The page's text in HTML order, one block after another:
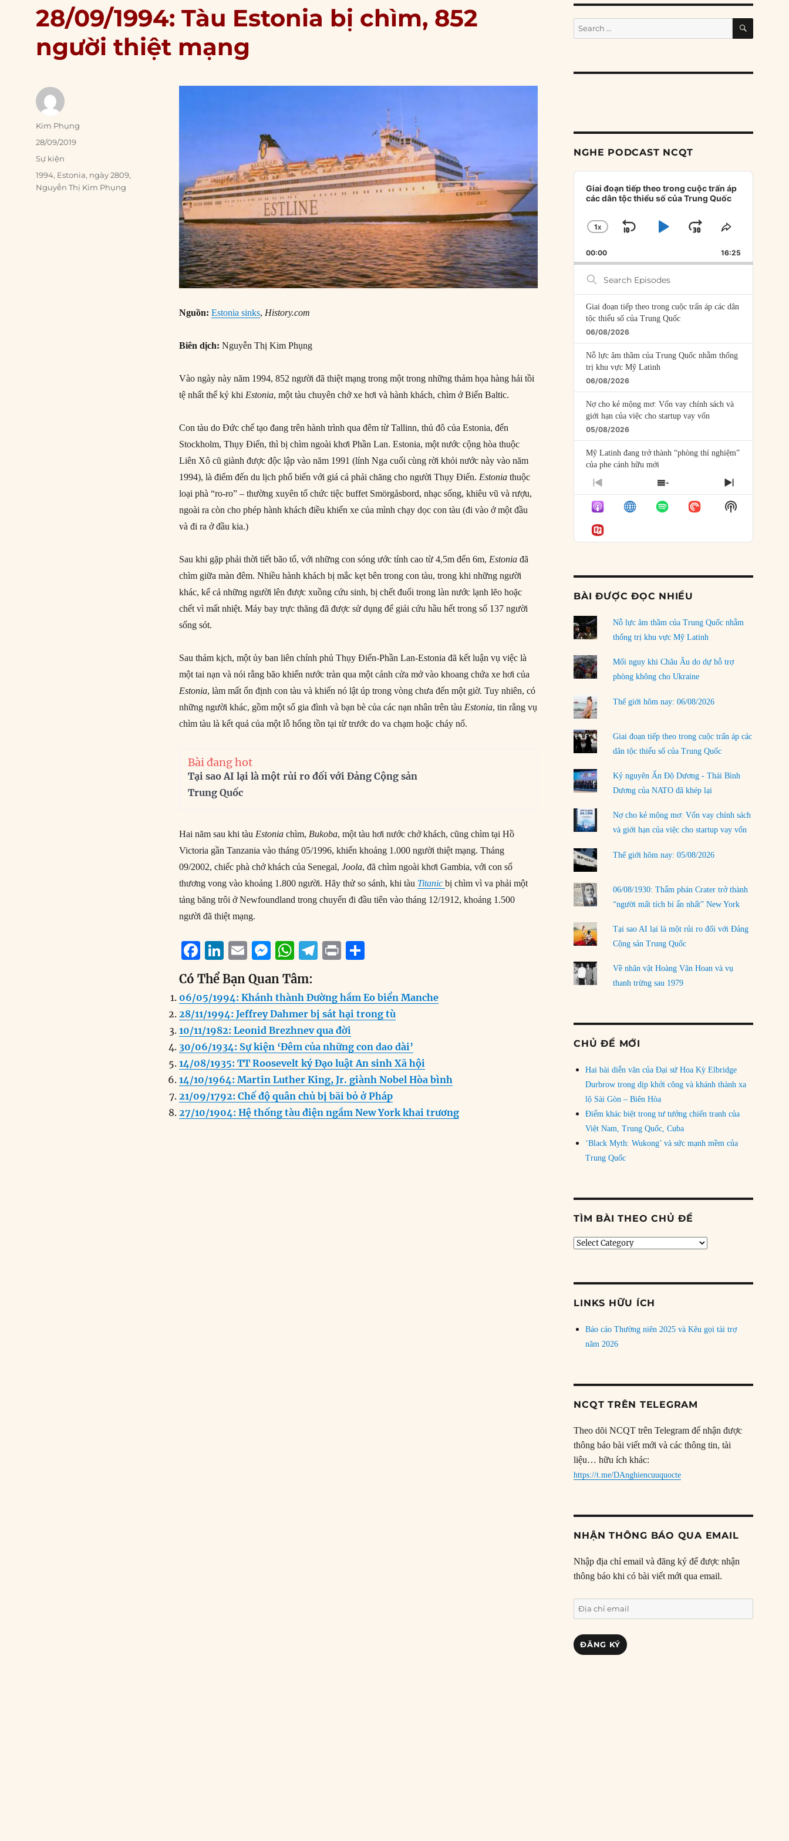
28/09/1994: Tàu Estonia bị chìm, 852
người thiệt mạng
Nguồn: Estonia sinks, History.com
Biên dịch: Nguyễn Thị Kim Phụng
Vào ngày này năm 1994, 852 người đã thiệt mạng trong một trong những thảm họa hàng hải tồi
tệ nhất thế kỷ khi Estonia, một tàu chuyên chở xe hơi và hành khách, chìm ở Biển Baltic.
Con tàu do Đức chế tạo đang trên hành trình qua đêm từ Tallinn, thủ đô của Estonia, đến
Stockholm, Thụy Điển, thì bị chìm ngoài khơi Phần Lan. Estonia, một nước cộng hòa thuộc
Liên Xô cũ giành được độc lập vào năm 1991 (lính Nga cuối cùng rời khỏi nước này vào năm
1994), là điểm đến du lịch phổ biến với giá cả phải chăng cho người Thụy Điển. Estonia thuộc
loại phà “ro-ro” – thường xuyên tổ chức tiệc buffet Smörgåsbord, nhạc sống, khiêu vũ và rượu,
ngoài ra còn cho phép hành khách điều khiển xe của mình chạy dọc con tàu (đi vào ở một đầu
và đi ra ở đầu kia.)
Sau khi gặp phải thời tiết bão tố, với những con sóng ước tính cao từ 4,5m đến 6m, Estonia đã
chìm giữa màn đêm. Nhiều hành khách bị mắc kẹt bên trong con tàu, trong khi những người
khác, kể cả những người lên được xuồng cứu sinh, bị chết đuối trong làn nước lạnh lẽo hoặc
chết vì mất nhiệt. Máy bay trực thăng đã được sử dụng để giải cứu hầu hết trong số 137 người
sống sót.
Sau thảm kịch, một ủy ban liên chính phủ Thụy Điển-Phần Lan-Estonia đã kết luận vụ việc là
một tai nạn và nói rằng bão khiến nước tràn qua một cánh cửa mở vào khoang chứa xe hơi của
Estonia, làm mất ổn định con tàu và khiến nó lật úp trong vòng chưa đến một giờ. Tuy nhiên, có
những người khác, gồm một số gia đình và bạn bè của các nạn nhân trên tàu Estonia, tin rằng vụ
chìm tàu là kết quả của một lỗ hổng tồn tại từ trước do va chạm hoặc cháy nổ.
Bài đang hot
Tại sao AI lại là một rủi ro đối với Đảng Cộng sản
Trung Quốc
Hai năm sau khi tàu Estonia chìm, Bukoba, một tàu hơi nước chở khách, cũng chìm tại Hồ
Victoria gần Tanzania vào tháng 05/1996, khiến khoảng 1.000 người thiệt mạng. Tháng
09/2002, chiếc phà chở khách của Senegal,Joola, đã chìm ngoài khơi Gambia, với con số
thương vong vào khoảng 1.800 người. Hãy thử so sánh, khi tàu Titanic bị chìm vì va phải một
tảng băng trôi ở Newfoundland trong chuyến đi đầu tiên vào tháng 12/1912, khoảng 1.500
người đã thiệt mạng.
F
a
c
e
b
o
o
k
Li
n
k
e
d
I
n
E
m
ai
l
M
ss
e
n
g
er
W
h
at
s
A
p
p
T
e
g
r
a
m
P
n
t
a
re
Có Thể Bạn Quan Tâm:
06/05/1994: Khánh thành Đường hầm Eo biển Manche
28/11/1994: Jeffrey Dahmer bị sát hại trong tù
10/11/1982: Leonid Brezhnev qua đời
30/06/1934: Sự kiện ‘Đêm của những con dao dài’
14/08/1935: TT Roosevelt ký Đạo luật An sinh Xã hội
14/10/1964: Martin Luther King, Jr. giành Nobel Hòa bình
21/09/1792: Chế độ quân chủ bị bãi bỏ ở Pháp
27/10/1904: Hệ thống tàu điện ngầm New York khai trương
Author
Kim Phụng
Posted
28/09/2019
Categories
Sự kiện
Tags
1994, Estonia, ngày 2809,
Nguyễn Thị Kim Phụng
Search
for:
SEARCH
NGHE PODCAST NCQT
Audio
Player
Giai đoạn tiếp theo trong cuộc trấn áp
các dân tộc thiểu số của Trung Quốc
CHANGE
RATE
1X
SKIP
BACKWARD
PLAYJUMP
FORWARD
SHARE
EPISODE
00:00 16:25
Search
Episodes
Giai đoạn tiếp theo trong cuộc trấn áp các dân
tộc thiểu số của Trung Quốc
06/08/2026
Nỗ lực âm thầm của Trung Quốc nhằm thống
trị khu vực Mỹ Latinh
06/08/2026
Nợ cho kẻ mộng mơ: Vốn vay chính sách và
giới hạn của việc cho startup vay vốn
05/08/2026
Mỹ Latinh đang trở thành “phòng thí nghiệm”
của phe cánh hữu mới
04/08/2026
Tại sao Trung Quốc phủ nhận cuộc gặp với
Ngoại trưởng Nhật Bản?
04/08/2026
03/08/2026
Đặt cược vào thất bại: Các quỹ đầu tư mạo
rủi ro
02/08/2026
Làm thế nào để kết thúc Chiến tranh Iran?
01/08/2026
Chiến lược kế tiếp của Bắc Kinh ở Biển Đông
31/07/2026
Trật tự thế giới mới: Các nước nhỏ sẽ luôn
phải chịu đựng?
LOAD MORE
PREVIOUS
EPISODE
SHOW
EPISODES
LIST
NEXT
EPISODE
Show
Podcast
BÀI ĐƯỢC ĐỌC NHIỀU
Nỗ lực âm thầm của Trung Quốc nhằm
thống trị khu vực Mỹ Latinh
Mối nguy khi Châu Âu do dự hỗ trợ
phòng không cho Ukraine
Thế giới hôm nay: 06/08/2026
Giai đoạn tiếp theo trong cuộc trấn áp các
dân tộc thiểu số của Trung Quốc
Kỷ nguyên Ấn Độ Dương - Thái Bình
Dương của NATO đã khép lại
Nợ cho kẻ mộng mơ: Vốn vay chính sách
và giới hạn của việc cho startup vay vốn
Thế giới hôm nay: 05/08/2026
06/08/1930: Thẩm phán Crater trở thành
“người mất tích bí ẩn nhất” New York
Tại sao AI lại là một rủi ro đối với Đảng
Cộng sản Trung Quốc
Về nhân vật Hoàng Văn Hoan và vụ
thanh trừng sau 1979
CHỦ ĐỀ MỚI
Hai bài diễn văn của Đại sứ Hoa Kỳ Elbridge
Durbrow trong dịp khởi công và khánh thành xa
lộ Sài Gòn – Biên Hòa
Điểm khác biệt trong tư tưởng chiến tranh của
Việt Nam, Trung Quốc, Cuba
‘Black Myth: Wukong’ và sức mạnh mềm của
Trung Quốc
TÌM BÀI THEO CHỦ ĐỀ
Tìm
LINKS HỮU ÍCH
Báo cáo Thường niên 2025 và Kêu gọi tài trợ
năm 2026
NCQT TRÊN TELEGRAM
Theo dõi NCQT trên Telegram để nhận được
thông báo bài viết mới và các thông tin, tài
liệu… hữu ích khác:
https://t.me/DAnghiencuuquocte
NHẬN THÔNG BÁO QUA EMAIL
Nhập địa chỉ email và đăng ký để được nhận
thông báo khi có bài viết mới qua email.
Địa
chỉ
email
ĐĂNG KÝ